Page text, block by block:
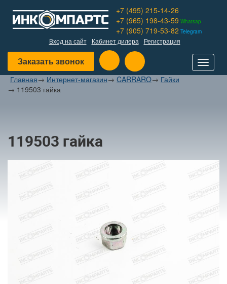
+7 (495) 215-14-26
+7 (965) 198-43-59 Whatsap
+7 (905) 719-53-82 Telegram
Вход на сайт Кабинет дилера Регистрация
Заказать звонок
Toggle
Главная→ Интернет-магазин→ CARRARO→ Гайки
→ 119503 гайка
119503 гайка